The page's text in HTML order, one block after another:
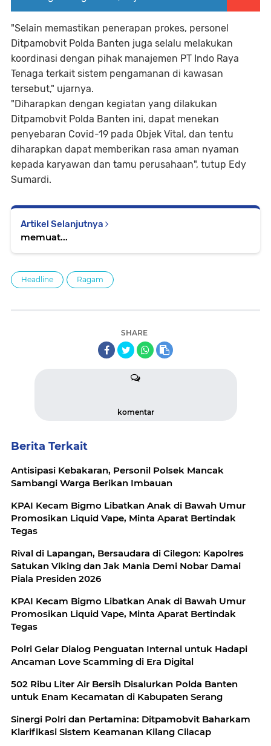
"Selain memastikan penerapan prokes, personel
Ditpamobvit Polda Banten juga selalu melakukan
koordinasi dengan pihak manajemen PT Indo Raya
Tenaga terkait sistem pengamanan di kawasan
tersebut," ujarnya.
"Diharapkan dengan kegiatan yang dilakukan
Ditpamobvit Polda Banten ini, dapat menekan
penyebaran Covid-19 pada Objek Vital, dan tentu
diharapkan dapat memberikan rasa aman nyaman
kepada karyawan dan tamu perusahaan", tutup Edy
Sumardi.
Artikel Selanjutnya
memuat...
Headline Ragam
SHARE
komentar
Berita Terkait
Antisipasi Kebakaran, Personil Polsek Mancak
Sambangi Warga Berikan Imbauan
KPAI Kecam Bigmo Libatkan Anak di Bawah Umur
Promosikan Liquid Vape, Minta Aparat Bertindak
Tegas
Rival di Lapangan, Bersaudara di Cilegon: Kapolres
Satukan Viking dan Jak Mania Demi Nobar Damai
Piala Presiden 2026
KPAI Kecam Bigmo Libatkan Anak di Bawah Umur
Promosikan Liquid Vape, Minta Aparat Bertindak
Tegas
Polri Gelar Dialog Penguatan Internal untuk Hadapi
Ancaman Love Scamming di Era Digital
502 Ribu Liter Air Bersih Disalurkan Polda Banten
untuk Enam Kecamatan di Kabupaten Serang
Sinergi Polri dan Pertamina: Ditpamobvit Baharkam
Klarifikasi Sistem Keamanan Kilang Cilacap